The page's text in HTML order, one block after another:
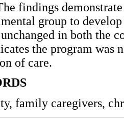
findings
group to
in both the
the program was
of care.
family caregivers,